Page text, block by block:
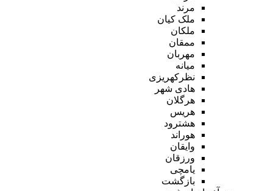
مرند
ملک کیان
ملکان
ممقان
مهربان
میانه
نظرکهریزی
هادی شهر
هرگلان
هریس
هشترود
هوراند
وایقان
ورزقان
یامچی
بازگشت